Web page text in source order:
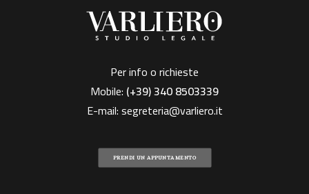
Per info o richieste
Mobile: (+39)340 8503339
E-mail:segreteria@varliero.it
PRENDI UN APPUNTAMENTO